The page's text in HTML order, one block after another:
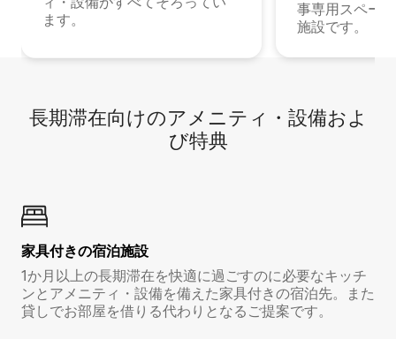
ます。
事専用スペー
施設です。
長期滞在向け⁠のア⁠メ⁠ニ⁠テ⁠ィ⁠・設⁠備⁠およ
び特⁠典
家具付き⁠の宿⁠泊⁠施⁠設
1か月以上の長期滞在を快適に過ごすのに必要なキッチ
ンとアメニティ・設備を備えた家具付きの宿泊先。また
貸しでお部屋を借りる代わりとなるご提案です。